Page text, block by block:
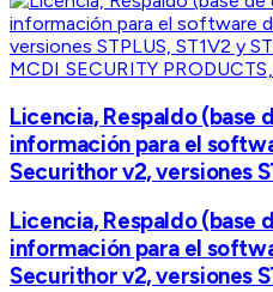
MCDI SECURITY
Licencia, Respaldo (base
información para el
Securithor v2, versiones
Licencia, Respaldo (base
información para el
Securithor v2, versiones